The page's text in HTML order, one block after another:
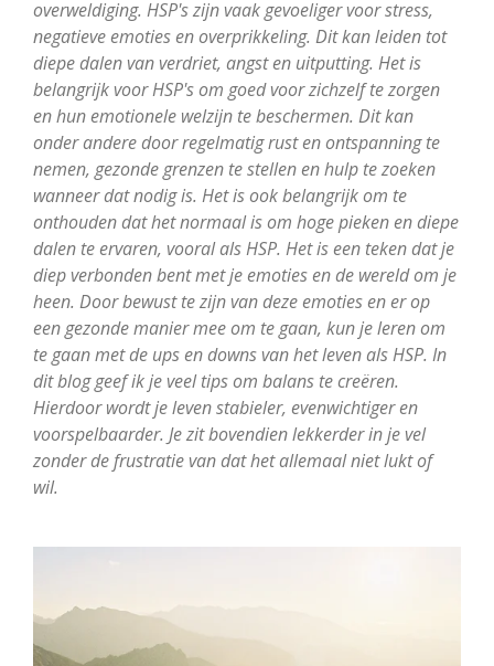
overweldiging. HSP's zijn vaak gevoeliger voor stress,
negatieve emoties en overprikkeling. Dit kan leiden tot
diepe dalen van verdriet, angst en uitputting. Het is
belangrijk voor HSP's om goed voor zichzelf te zorgen
en hun emotionele welzijn te beschermen. Dit kan
onder andere door regelmatig rust en ontspanning te
nemen, gezonde grenzen te stellen en hulp te zoeken
wanneer dat nodig is. Het is ook belangrijk om te
onthouden dat het normaal is om hoge pieken en diepe
dalen te ervaren, vooral als HSP. Het is een teken dat je
diep verbonden bent met je emoties en de wereld om je
heen. Door bewust te zijn van deze emoties en er op
een gezonde manier mee om te gaan, kun je leren om
te gaan met de ups en downs van het leven als HSP. In
dit blog geef ik je veel tips om balans te creëren.
Hierdoor wordt je leven stabieler, evenwichtiger en
voorspelbaarder. Je zit bovendien lekkerder in je vel
zonder de frustratie van dat het allemaal niet lukt of
wil.